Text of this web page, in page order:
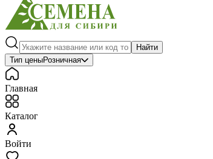
Найти
Тип ценыРозничная
Главная
Каталог
Войти